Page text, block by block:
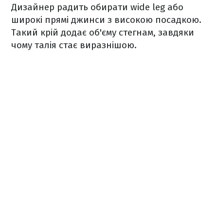
Дизайнер радить обирати wide leg або
широкі прямі джинси з високою посадкою.
Такий крій додає об'єму стегнам, завдяки
чому талія стає виразнішою.